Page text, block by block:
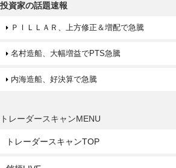
投資家の話題速報
ＰＩＬＬＡＲ、上方修正＆増配で急騰
名村造船、大幅増益でPTS急騰
内海造船、好決算で急騰
トレーダースキャンMENU
トレーダースキャンTOP